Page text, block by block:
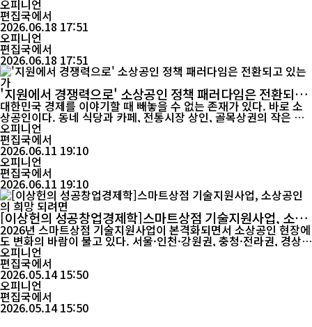
에 생긴 트러블은 화장이나 피부 관리로 어느 정도 가릴 수 있지만,
등이 드러나는 옷이나 수영복을 입어야 하는 계절에는 바디 여드름
이 적지 않은 스트레스로 다가온다. 특히 최근에는 청소년뿐 아니라
성인들 사이에서도 바디 여드름을 호소하는 사례...
오피니언
편집국에서
2026.06.18 17:51
오피니언
편집국에서
2026.06.18 17:51
'지원에서 경쟁력으로' 소상공인 정책 패러다임은 전환되고
있는가
대한민국 경제를 이야기할 때 빼놓을 수 없는 존재가 있다. 바로 소
상공인이다. 동네 식당과 카페, 전통시장 상인, 골목상권의 작은 가
게들은 단순히 물건을 팔고 서비스를 제공하는 경제 주체를 넘어 지
역경제와 공동체를 지탱하는 중요한 축이다. 그러나 최근 몇 년간 소
상공인들은 그 어느 때보다 힘든 시간을 보내고 있다. 코로나19 팬
데믹을 거치면서 매출 감소와 부채 증가를 경험했고, 코로나가 끝난
이후에도 고물가...
오피니언
편집국에서
2026.06.11 19:10
오피니언
편집국에서
2026.06.11 19:10
[이상헌의 성공창업경제학]스마트상점 기술지원사업, 소상
공인의 희망 되려면
2026년 스마트상점 기술지원사업이 본격화되면서 소상공인 현장에
도 변화의 바람이 불고 있다. 서울·인천·강원권, 충청·전라권, 경상
권, 경기권 등 전국 권역별로 수행기관 중심의 현장 컨설팅이 진행되
며 정책 체감도를 높이고 있다. 특히 비스타컨설팅연구소(대표 신승
만)는 서울·인천·강원권 수행기관으로 참여해 스마트 컨설턴트들과
함께 현장 밀착형 컨설팅을 진행하며 사업의 실효성을 높이고 있다.
지난 12일부터 ...
오피니언
편집국에서
2026.05.14 15:50
오피니언
편집국에서
2026.05.14 15:50